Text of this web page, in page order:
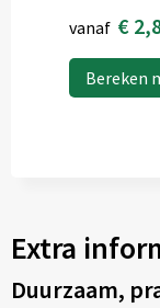
vanaf €
Bereken
Extra
Duurzaam,